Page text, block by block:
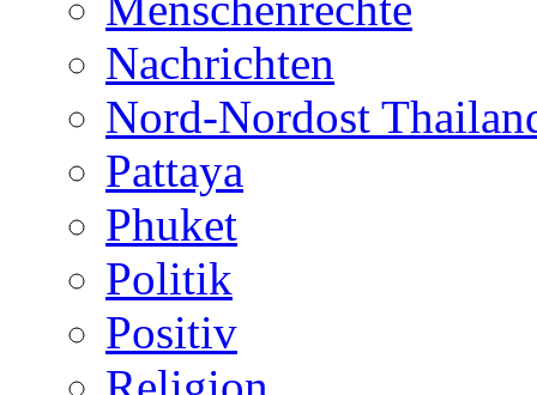
Nachrichten
Nord-Nordost
Pattaya
Phuket
Politik
Positiv